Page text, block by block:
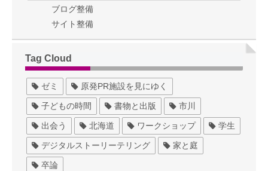
ブログ整備
サイト整備
Tag Cloud
ゼミ 原発PR施設を見にゆく
子どもの時間 書物と出版 市川
出会う 北海道 ワークショップ 学生
デジタルストーリーテリング 家と庭
卒論